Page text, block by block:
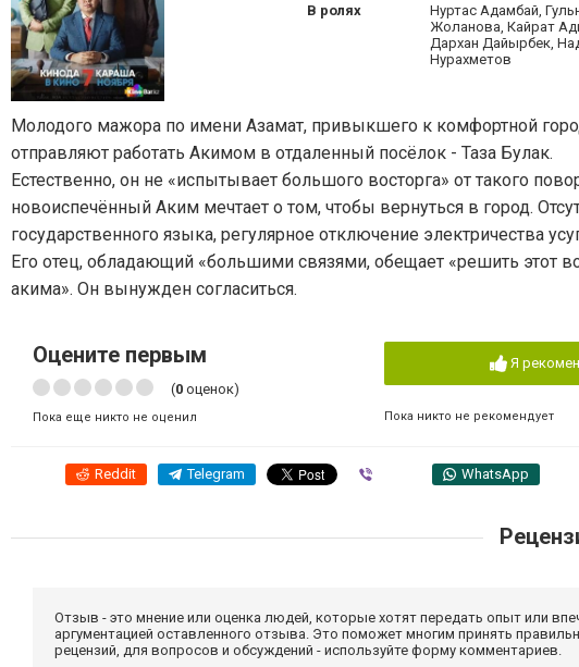
В ролях
Нуртас Адамбай,
Жоланова, Кайрат
Дархан Дайырбек,
Нурахметов
Молодого мажора по имени Азамат, привыкшего к комфортной
отправляют работать Акимом в отдаленный посёлок - Таза Булак.
Естественно, он не «испытывает большого восторга» от такого
новоиспечённый Аким мечтает о том, чтобы вернуться в город.
государственного языка, регулярное отключение электричества
Его отец, обладающий «большими связями, обещает «решить этот
акима». Он вынужден согласиться.
Оцените первым
(0 оценок)
Пока еще никто не оценил
Я
Пока никто не рекомендует
Reddit Telegram WhatsApp
Отзыв - это мнение или оценка людей, которые хотят передать опыт или
аргументацией оставленного отзыва. Это поможет многим принять
рецензий, для вопросов и обсуждений - используйте форму комментариев.